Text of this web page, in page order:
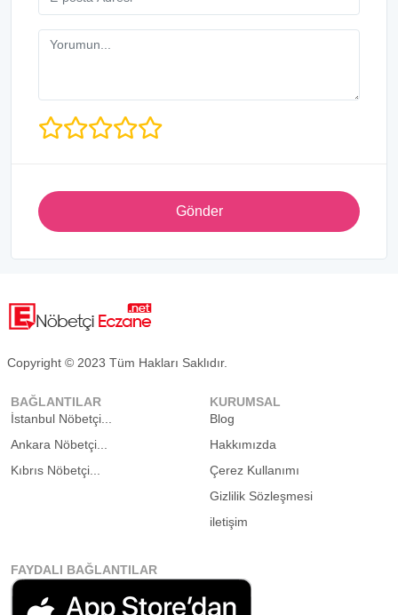
Gönder
Copyright © 2023 Tüm Hakları Saklıdır.
BAĞLANTILAR
İstanbul Nöbetçi...
Ankara Nöbetçi...
Kıbrıs Nöbetçi...
KURUMSAL
Blog
Hakkımızda
Çerez Kullanımı
Gizlilik Sözleşmesi
iletişim
FAYDALI BAĞLANTILAR